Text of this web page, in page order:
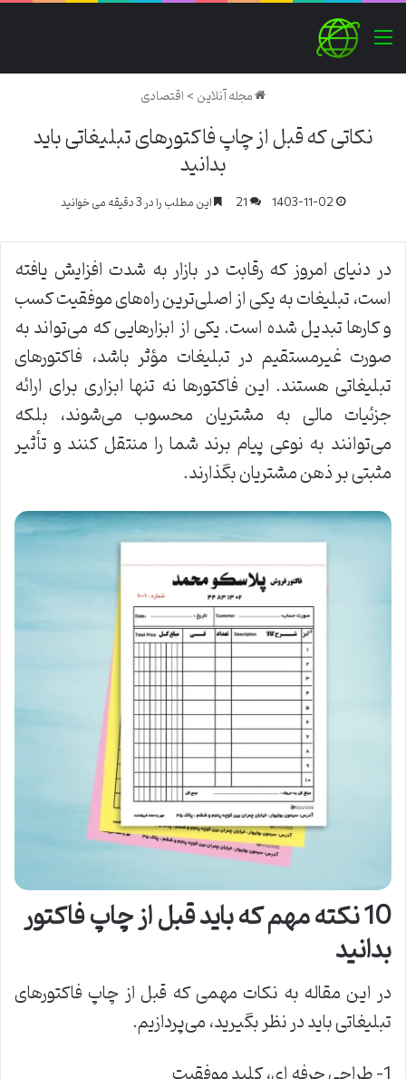
منو
مجله آنلاین>اقتصادی
نکاتی که قبل از چاپ فاکتورهای تبلیغاتی باید
بدانید
1403-11-02
21 این مطلب را در 3 دقیقه می خوانید
در دنیای امروز که رقابت در بازار به شدت افزایش یافته
است، تبلیغات به یکی از اصلی‌ترین راه‌های موفقیت کسب
‌و کارها تبدیل شده است. یکی از ابزارهایی که می‌تواند به
صورت غیرمستقیم در تبلیغات مؤثر باشد، فاکتورهای
تبلیغاتی هستند. این فاکتورها نه تنها ابزاری برای ارائه
جزئیات مالی به مشتریان محسوب می‌شوند، بلکه
می‌توانند به نوعی پیام برند شما را منتقل کنند و تأثیر
مثبتی بر ذهن مشتریان بگذارند.
10 نکته مهم که باید قبل از چاپ فاکتور
بدانید
در این مقاله به نکات مهمی که قبل از چاپ فاکتورهای
تبلیغاتی باید در نظر بگیرید، می‌پردازیم.